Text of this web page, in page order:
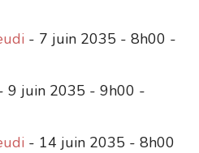
- 7 juin 2035 - 8h00 -
9 juin 2035 - 9h00 -
- 14 juin 2035 - 8h00